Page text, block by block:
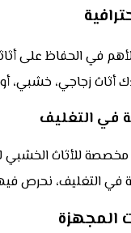
في الحفاظ على
أثاث زجاجي،
في التغليف
للأثاث الخشبي
في التغليف، نحرص
المجهزة